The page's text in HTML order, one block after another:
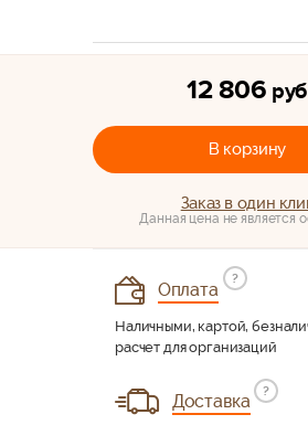
12 806 руб
В корзину
Заказ в один
Данная цена не является
Оплата
?
Наличными, картой,
расчет для организаций
Доставка
?